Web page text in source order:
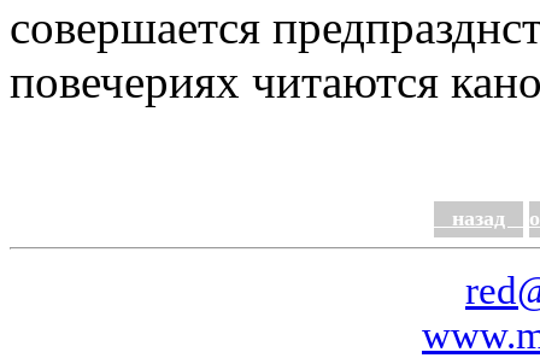
совершается
повечериях читаются
назад